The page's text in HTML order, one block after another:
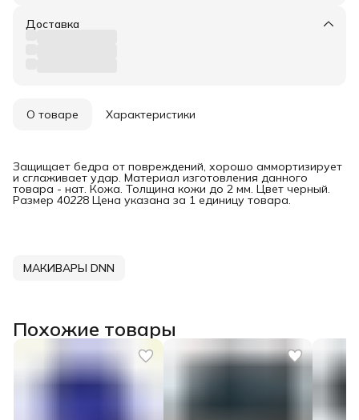
Доставка
О товаре Характеристики
Защищает бедра от повреждений, хорошо аммортизирует
и сглаживает удар. Материал изготовления данного
товара - нат. Кожа. Толщина кожи до 2 мм. Цвет черный.
Размер 40228 Цена указана за 1 единицу товара.
МАКИВАРЫ DNN
Похожие товары